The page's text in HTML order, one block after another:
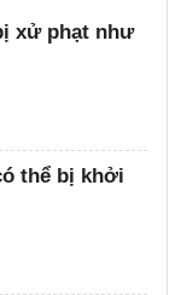
xử phạt như
thể bị khởi